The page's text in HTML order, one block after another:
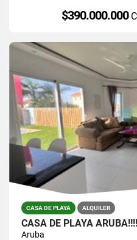
$390.000.000
CASA DE PLAYA ALQUILER
CASA DE PLAYA ARUBA!!!!
Aruba